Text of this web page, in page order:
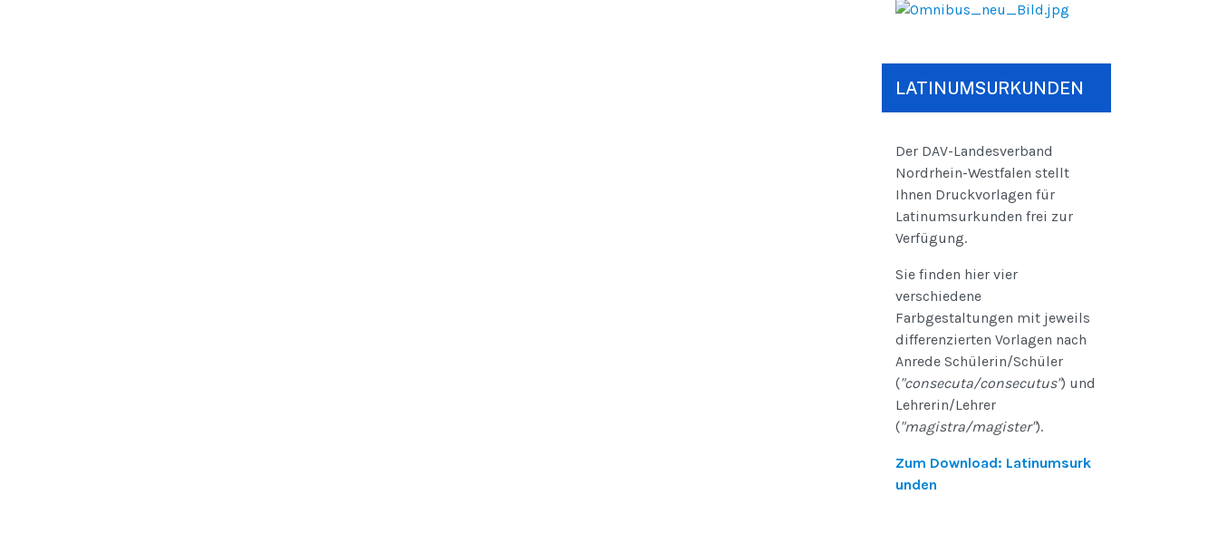
LATINUMSURKUNDEN
Der DAV-Landesverband
Nordrhein-Westfalen stellt
Ihnen Druckvorlagen für
Latinumsurkunden frei zur
Verfügung.
Sie finden hier vier
verschiedene
Farbgestaltungen mit jeweils
differenzierten Vorlagen nach
Anrede Schülerin/Schüler
("consecuta/consecutus") und
Lehrerin/Lehrer
("magistra/magister").
Zum Download: Latinumsurk
unden